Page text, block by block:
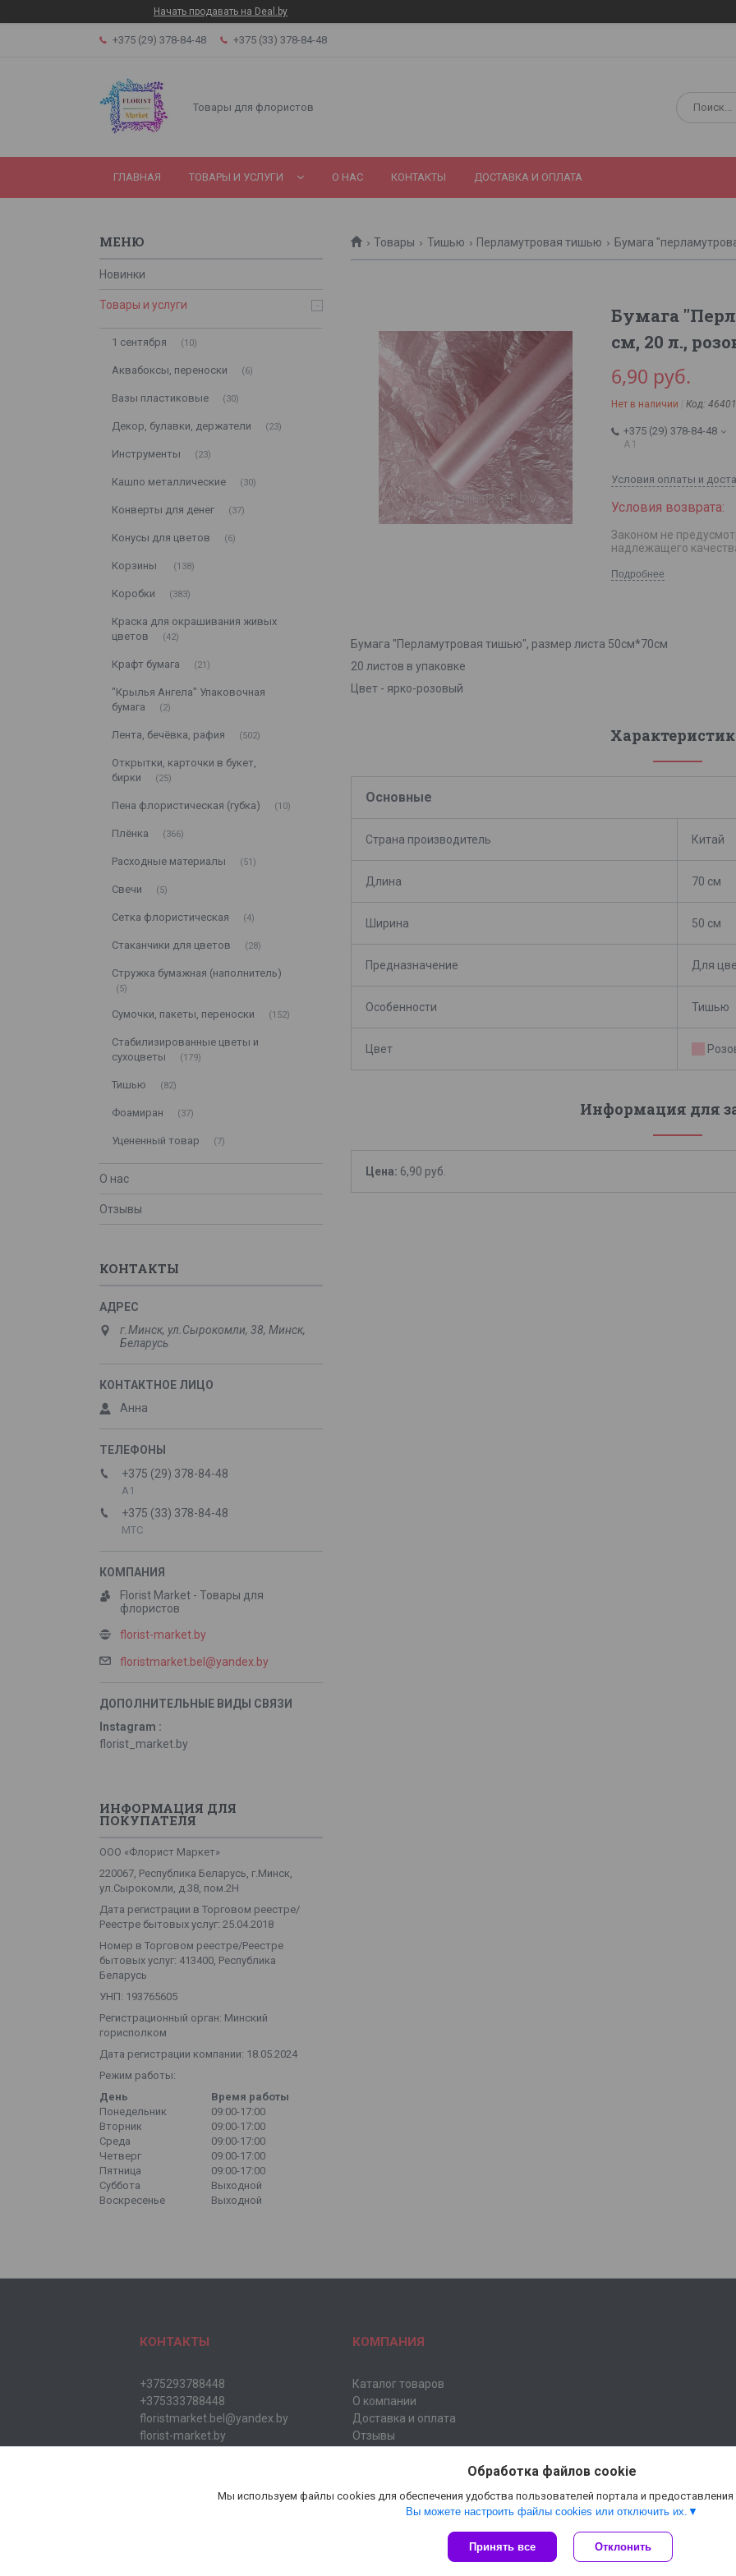
Начать продавать на Deal.by
+375 (29) 378-84-48 +375 (33) 378-84-48
Товары для флористов
ГЛАВНАЯ ТОВАРЫ И УСЛУГИ О НАС КОНТАКТЫ ДОСТАВКА И ОПЛАТА
Товары Тишью Перламутровая тишью Бумага
Бумага
см, 20 л.,
6,90 руб.
Нет в наличии Код:
+375 (29) 378-84-48
А1
Условия оплаты и
Законом не
надлежащего
Подробнее
Бумага "Перламутровая тишью", размер листа 50см*70см
20 листов в упаковке
Цвет - ярко-розовый
Основные
Страна производитель Китай
Длина 70 см
Ширина 50 см
Предназначение Для
Особенности Тишью
Цвет
Информация для
Цена: 6,90 руб.
Новинки
Товары и услуги
1 сентября 10
Аквабоксы, переноски 6
Вазы пластиковые 30
Декор, булавки, держатели 23
Инструменты 23
Кашпо металлические 30
Конверты для денег 37
Конусы для цветов 6
Корзины 138
Коробки 383
Краска для окрашивания живых
цветов
42
Крафт бумага 21
"Крылья Ангела" Упаковочная
бумага
2
Лента, бечёвка, рафия 502
Открытки, карточки в букет,
бирки
25
Пена флористическая (губка) 10
Плёнка 366
Расходные материалы 51
Свечи 5
Сетка флористическая 4
Стаканчики для цветов 28
Стружка бумажная (наполнитель)
5
Сумочки, пакеты, переноски 152
Стабилизированные цветы и
сухоцветы
179
Тишью 82
Фоамиран 37
Уцененный товар 7
О нас
Отзывы
КОНТАКТЫ
г.Минск, ул.Сырокомли, 38, Минск,
Беларусь
Анна
+375 (29) 378-84-48
А1
+375 (33) 378-84-48
МТС
Florist Market - Товары для
флористов
florist-market.by
floristmarket.bel@yandex.by
Instagram
florist_market.by
ИНФОРМАЦИЯ ДЛЯ
ПОКУПАТЕЛЯ
ООО «Флорист Маркет»
220067, Республика Беларусь, г.Минск,
ул.Сырокомли, д.38, пом.2Н
Дата регистрации в Торговом реестре/
Реестре бытовых услуг: 25.04.2018
Номер в Торговом реестре/Реестре
бытовых услуг: 413400, Республика
Беларусь
УНП: 193765605
Регистрационный орган: Минский
горисполком
Дата регистрации компании: 18.05.2024
Режим работы:
День
Время работы
Понедельник
09:00-17:00
Вторник
09:00-17:00
Среда
09:00-17:00
Четверг
09:00-17:00
Пятница
09:00-17:00
Суббота
Выходной
Воскресенье
Выходной
КОНТАКТЫ
+375293788448
+375333788448
floristmarket.bel@yandex.by
florist-market.by
КОМПАНИЯ
Каталог товаров
О компании
Доставка и оплата
Отзывы
Сайт создан на платформе Deal.by
Политика обработки файлов cookies
Обработка файлов cookie
Мы используем файлы cookies для обеспечения удобства пользователей портала и
Вы можете настроить файлы cookies или отключить их.
Принять все Отклонить